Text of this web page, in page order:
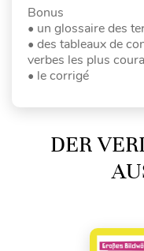
Bonus
• un glossaire des
• des tableaux de
verbes les plus
• le corrigé
DER